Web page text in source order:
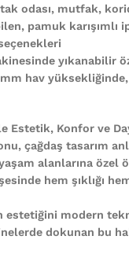
odası, mutfak,
pamuk karışımlı
yıkanabilir
mm hav
Estetik, Konfor ve
çağdaş tasarım
alanlarına özel
hem şıklığı
estetiğini modern
dokunan bu